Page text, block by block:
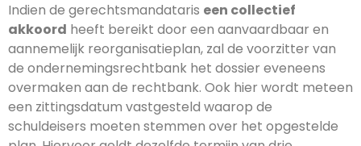
Indien de gerechtsmandataris een collectief
akkoord heeft bereikt door een aanvaardbaar en
aannemelijk reorganisatieplan, zal de voorzitter van
de ondernemingsrechtbank het dossier eveneens
overmaken aan de rechtbank. Ook hier wordt meteen
een zittingsdatum vastgesteld waarop de
schuldeisers moeten stemmen over het opgestelde